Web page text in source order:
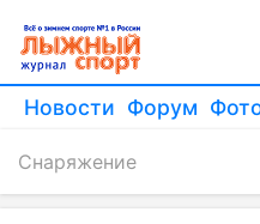
Новости Форум
Снаряжение